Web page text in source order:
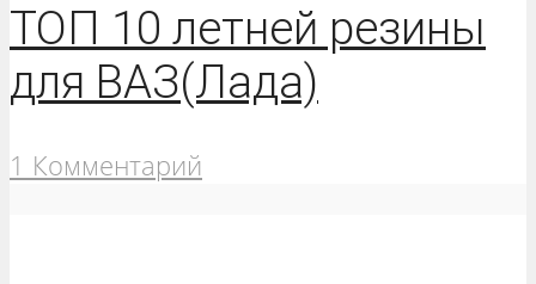
ТОП 10 летней резины
для ВАЗ(Лада)
1 Комментарий